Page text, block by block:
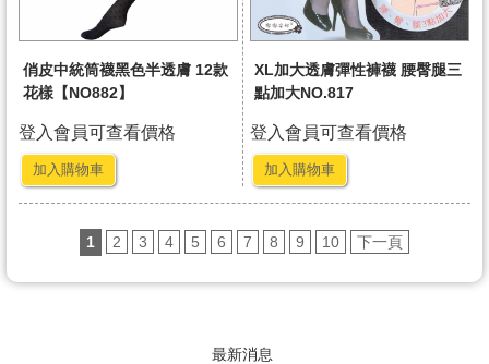
俏皮中統筒襪黑色半透膚 12款
花樣【NO882】
登入會員可查看價格
加入購物車
XL加大透膚彈性褲襪 腰臀腿三
點加大NO.817
登入會員可查看價格
加入購物車
1 2 3 4 5 6 7 8 9 10 下一頁
最新消息